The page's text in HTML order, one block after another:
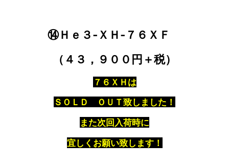
⑭Ｈｅ３‐ＸＨ‐７６ＸＦ
（４３，９００円＋税）
７６ＸＨは
ＳＯＬＤ ＯＵＴ致しました！
また次回入荷時に
宜しくお願い致します！